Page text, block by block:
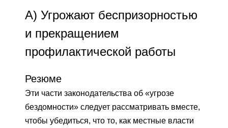
А) Угрожают беспризорностью
и прекращением
профилактической работы
Резюме
Эти части законодательства об «угрозе
бездомности» следует рассматривать вместе,
чтобы убедиться, что то, как местные власти